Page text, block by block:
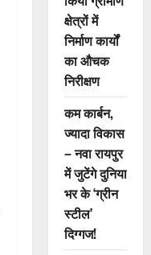
क्षेत्रों में
निर्माण कार्यों
का औचक
निरीक्षण
कम कार्बन,
ज्यादा विकास
– नवा रायपुर
में जुटेंगे दुनिया
भर के ‘ग्रीन
स्टील’
दिग्गज!